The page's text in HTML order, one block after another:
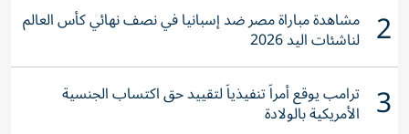
2 مشاهدة مباراة مصر ضد إسبانيا في نصف نهائي كأس العالم
لناشئات اليد 2026
3 ترامب يوقع أمراً تنفيذياً لتقييد حق اكتساب الجنسية
الأمريكية بالولادة